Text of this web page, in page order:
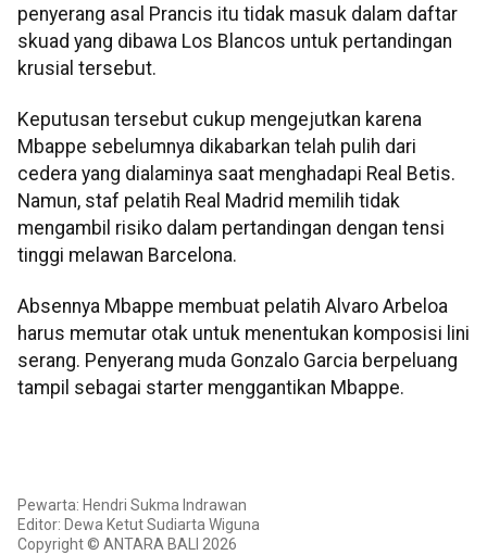
penyerang asal Prancis itu tidak masuk dalam daftar
skuad yang dibawa Los Blancos untuk pertandingan
krusial tersebut.
Keputusan tersebut cukup mengejutkan karena
Mbappe sebelumnya dikabarkan telah pulih dari
cedera yang dialaminya saat menghadapi Real Betis.
Namun, staf pelatih Real Madrid memilih tidak
mengambil risiko dalam pertandingan dengan tensi
tinggi melawan Barcelona.
Absennya Mbappe membuat pelatih Alvaro Arbeloa
harus memutar otak untuk menentukan komposisi lini
serang. Penyerang muda Gonzalo Garcia berpeluang
tampil sebagai starter menggantikan Mbappe.
Pewarta: Hendri Sukma Indrawan
Editor: Dewa Ketut Sudiarta Wiguna
Copyright © ANTARA BALI 2026